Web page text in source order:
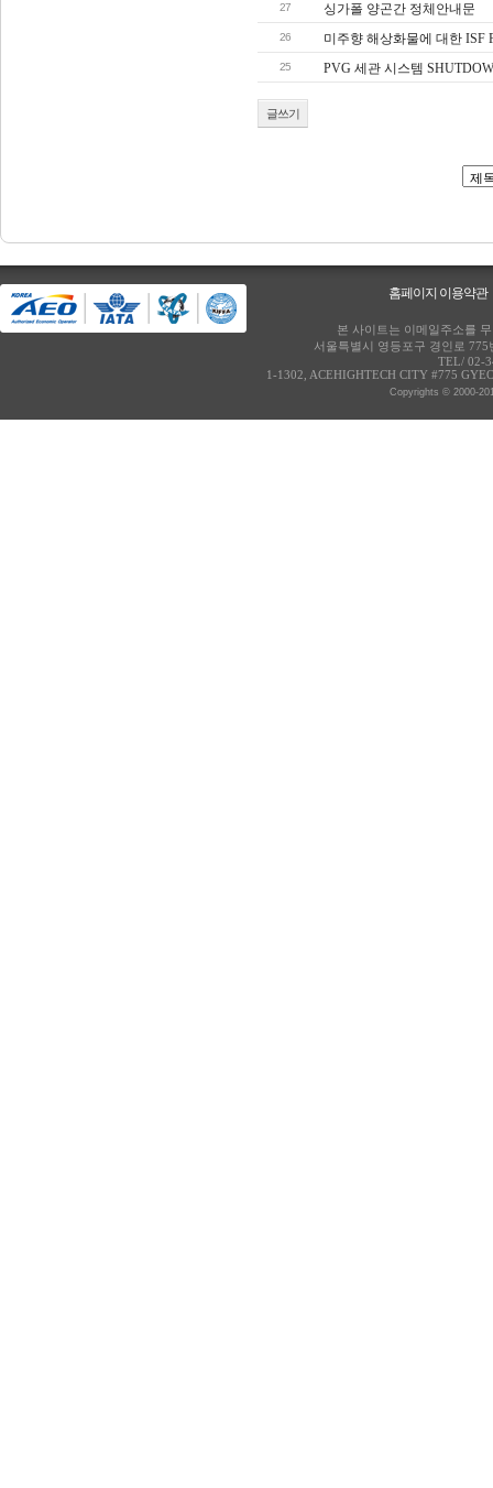
27 싱가폴 양곤간 정체안내문
26 미주향 해상화물에 대한 ISF
25 PVG 세관 시스템
글쓰기
홈페이지 이용약관
본 사이트는 이메일주소를
서울특별시 영등포구 경인로
TEL/ 02-
1-1302, ACEHIGHTECH CITY #775
Copyrights © 2000-